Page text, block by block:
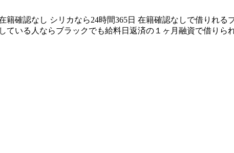
確認なし シリカなら24時間365日 在籍確認なしで借りれ
ている人ならブラックでも給料日返済の１ヶ月融資で借りら